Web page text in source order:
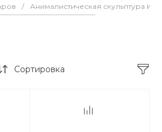
/ Анималистическая скульптура ИФЗ
Сортировка